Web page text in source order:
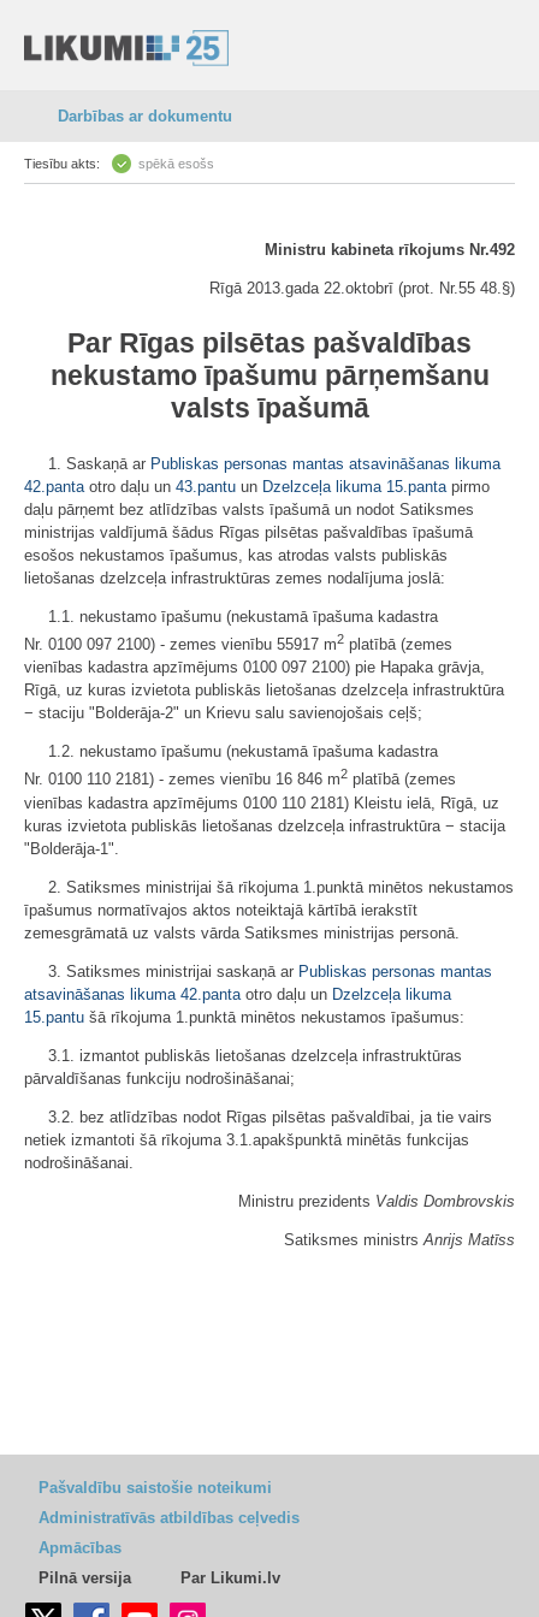
Darbības ar dokumentu
Tiesību akts: spēkā esošs
Ministru kabineta rīkojums Nr.492
Rīgā 2013.gada 22.oktobrī (prot. Nr.55 48.§)
Par Rīgas pilsētas pašvaldības
nekustamo īpašumu pārņemšanu
valsts īpašumā
1. Saskaņā ar Publiskas personas mantas atsavināšanas likuma
42.pantaotro daļu un 43.pantu un Dzelzceļa likuma 15.pantapirmo
daļu pārņemt bez atlīdzības valsts īpašumā un nodot Satiksmes
ministrijas valdījumā šādus Rīgas pilsētas pašvaldības īpašumā
esošos nekustamos īpašumus, kas atrodas valsts publiskās
lietošanas dzelzceļa infrastruktūras zemes nodalījuma joslā:
1.1. nekustamo īpašumu (nekustamā īpašuma kadastra
Nr. 0100 097 2100) - zemes vienību 55917 m2 platībā (zemes
vienības kadastra apzīmējums 0100 097 2100) pie Hapaka grāvja,
Rīgā, uz kuras izvietota publiskās lietošanas dzelzceļa infrastruktūra
− staciju "Bolderāja-2" un Krievu salu savienojošais ceļš;
1.2. nekustamo īpašumu (nekustamā īpašuma kadastra
Nr. 0100 110 2181) - zemes vienību 16 846 m2 platībā (zemes
vienības kadastra apzīmējums 0100 110 2181) Kleistu ielā, Rīgā, uz
kuras izvietota publiskās lietošanas dzelzceļa infrastruktūra − stacija
"Bolderāja-1".
2. Satiksmes ministrijai šā rīkojuma 1.punktā minētos nekustamos
īpašumus normatīvajos aktos noteiktajā kārtībā ierakstīt
zemesgrāmatā uz valsts vārda Satiksmes ministrijas personā.
3. Satiksmes ministrijai saskaņā ar Publiskas personas mantas
atsavināšanas likuma 42.panta otro daļu un Dzelzceļa likuma
15.pantu šā rīkojuma 1.punktā minētos nekustamos īpašumus:
3.1. izmantot publiskās lietošanas dzelzceļa infrastruktūras
pārvaldīšanas funkciju nodrošināšanai;
3.2. bez atlīdzības nodot Rīgas pilsētas pašvaldībai, ja tie vairs
netiek izmantoti šā rīkojuma 3.1.apakšpunktā minētās funkcijas
nodrošināšanai.
Ministru prezidents Valdis Dombrovskis
Satiksmes ministrs Anrijs Matīss
Pašvaldību saistošie noteikumi
Administratīvās atbildības ceļvedis
Apmācības
Pilnā versija
Par Likumi.lv